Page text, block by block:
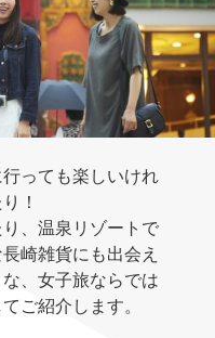
っても楽しいけれ
！
、温泉リゾートで
崎雑貨にも出会え
、女子旅ならでは
ご紹介します。